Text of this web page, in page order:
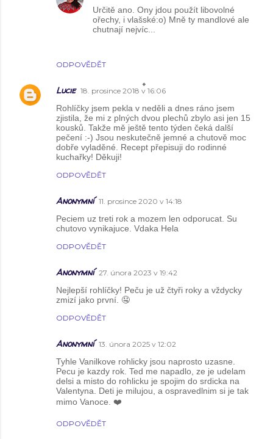
ODPOVĚDĚT
Určitě ano. Ony jdou použít libovolné
ořechy, i vlašské:o) Mně ty mandlové ale
chutnají nejvíc...
Lucie 18. prosince 2018 v 16:06
Rohlíčky jsem pekla v neděli a dnes ráno jsem
zjistila, že mi z plných dvou plechů zbylo asi jen 15
kousků. Takže mě ještě tento týden čeká další
pečení :-) Jsou neskutečně jemné a chutově moc
dobře vyladěné. Recept přepisuji do rodinné
kuchařky! Děkuji!
ODPOVĚDĚT
Anonymní 11. prosince 2020 v 14:18
Peciem uz treti rok a mozem len odporucat. Su
chutovo vynikajuce. Vdaka Hela
ODPOVĚDĚT
Anonymní 27. února 2023 v 19:42
Nejlepší rohlíčky! Peču je už čtyři roky a vždycky
zmizí jako první. 🤤
ODPOVĚDĚT
Anonymní 13. února 2025 v 12:02
Tyhle Vanilkove rohlicky jsou naprosto uzasne.
Pecu je kazdy rok. Ted me napadlo, ze je udelam
delsi a misto do rohlicku je spojim do srdicka na
Valentyna. Deti je milujou, a ospravedlnim si je tak
mimo Vanoce. ❤️
ODPOVĚDĚT